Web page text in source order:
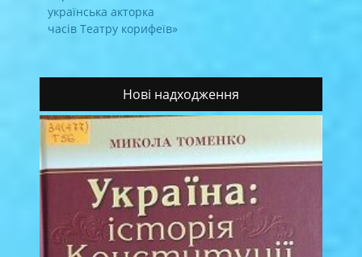
українська акторка
часів Театру корифеїв»
Нові надходження